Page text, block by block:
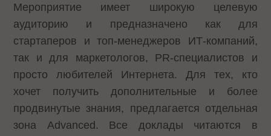
Мероприятие имеет широкую целевую
аудиторию и предназначено как для
стартаперов и топ-менеджеров ИТ-компаний,
так и для маркетологов, PR-специалистов и
просто любителей Интернета. Для тех, кто
хочет получить дополнительные и более
продвинутые знания, предлагается отдельная
зона Advanced. Все доклады читаются в